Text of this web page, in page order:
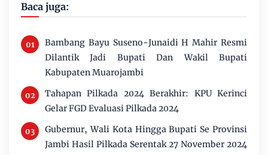
Baca juga:
Bambang Bayu Suseno-Junaidi H Mahir Resmi
Dilantik Jadi Bupati Dan Wakil Bupati
Kabupaten Muarojambi
Tahapan Pilkada 2024 Berakhir: KPU Kerinci
Gelar FGD Evaluasi Pilkada 2024
Gubernur, Wali Kota Hingga Bupati Se Provinsi
Jambi Hasil Pilkada Serentak 27 November 2024